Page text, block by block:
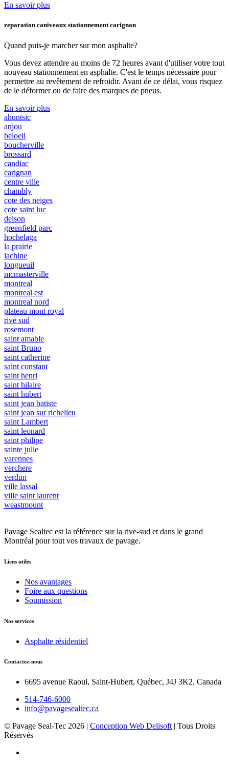
En savoir plus
reparation caniveaux stationnement carignan
Quand puis-je marchersur mon asphalte?
Vous devez attendre au moins de 72 heures avant d'utiliser votre tout
nouveau stationnement en asphalte. C'est le temps nécessaire pour
permettre au revêtement de refroidir. Avant de ce délai, vous risquez
de le déformer ou de faire des marques de pneus.
En savoir plus
ahuntsic
anjou
beloeil
boucherville
brossard
candiac
carignan
centre ville
chambly
cote des neiges
cote saint luc
delson
greenfield parc
hochelaga
la prairie
lachine
longueuil
mcmasterville
montreal
montreal est
montreal nord
plateau mont royal
rive sud
rosemont
saint amable
saint Bruno
saint catherine
saint constant
saint henri
saint hilaire
saint hubert
saint jean batiste
saint jean sur richelieu
saint Lambert
saint leonard
saint philipe
sainte julie
varennes
verchere
verdun
ville lassal
ville saint laurent
weastmount
Pavage Sealtec est la référence sur la rive-sud et dans le grand
Montréal pour tout vos travaux de pavage.
Liens utiles
Nos avantages
Foire aux questions
Soumission
Nos services
Asphalte résidentiel
Contactez-nous
6695 avenue Raoul, Saint-Hubert, Québec, J4J 3K2, Canada
514-746-6000
info@pavagesealtec.ca
© Pavage Seal-Tec 2026 | Conception Web Delisoft| Tous Droits
Réservés